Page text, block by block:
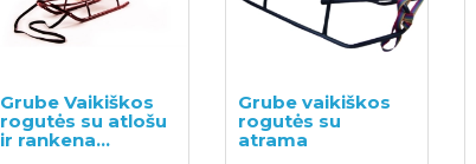
Grube Vaikiškos
rogutės su atlošu
ir rankena
Grube vaikiškos
rogutės su
atrama